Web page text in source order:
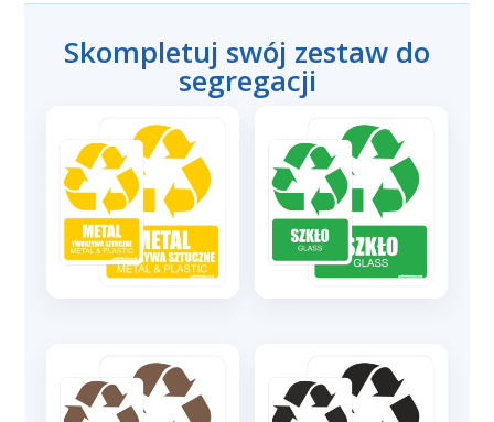
dwujęzyczna
Skompletuj swój zestaw do
segregacji